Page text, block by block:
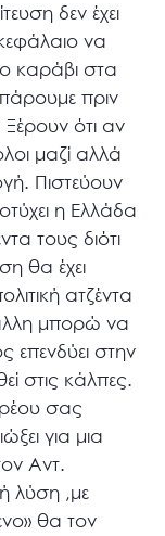
δεν έχει
να
καράβι στα
πριν
ότι αν
μαζί αλλά
Πιστεύουν
η Ελλάδα
τους διότι
θα έχει
ατζέντα
μπορώ να
στην
στις κάλπες.
σας
για μια
Αντ.
λύση ,με
θα τον